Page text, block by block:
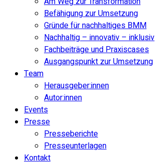
Befähigung zur Umsetzung
Gründe für nachhaltiges BMM
Nachhaltig – innovativ – inklusiv
Fachbeiträge und Praxiscases
Ausgangspunkt zur Umsetzung
Team
Herausgeber:innen
Autor:innen
Events
Presse
Presseberichte
Presseunterlagen
Kontakt